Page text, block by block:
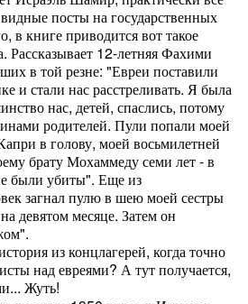
посты на государственных
в книге приводится вот такое
Рассказывает 12-летняя Фахими
в той резне: "Евреи поставили
и стали нас расстреливать. Я была
нас, детей, спаслись, потому
родителей. Пули попали моей
в голову, моей восьмилетней
брату Мохаммеду семи лет - в
были убиты". Еще из
загнал пулю в шею моей сестры
девятом месяце. Затем он
из концлагерей, когда точно
над евреями? А тут получается,
Жуть!